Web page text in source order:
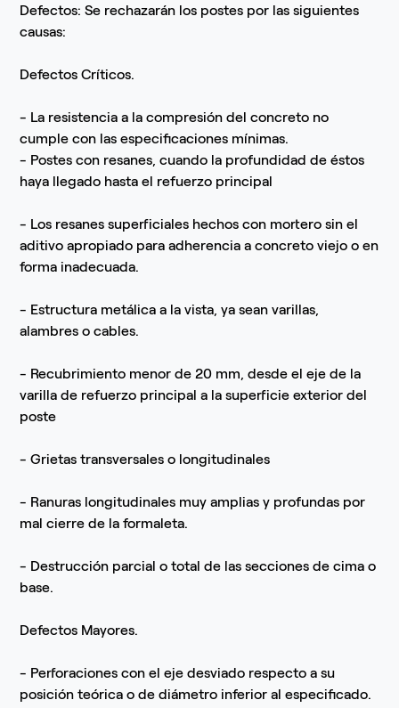
Defectos: Se rechazarán los postes por las siguientes
causas:
Defectos Críticos.
- La resistencia a la compresión del concreto no
cumple con las especificaciones mínimas.
- Postes con resanes, cuando la profundidad de éstos
haya llegado hasta el refuerzo principal
- Los resanes superficiales hechos con mortero sin el
aditivo apropiado para adherencia a concreto viejo o en
forma inadecuada.
- Estructura metálica a la vista, ya sean varillas,
alambres o cables.
- Recubrimiento menor de 20 mm, desde el eje de la
varilla de refuerzo principal a la superficie exterior del
poste
- Grietas transversales o longitudinales
- Ranuras longitudinales muy amplias y profundas por
mal cierre de la formaleta.
- Destrucción parcial o total de las secciones de cima o
base.
Defectos Mayores.
- Perforaciones con el eje desviado respecto a su
posición teórica o de diámetro inferior al especificado.